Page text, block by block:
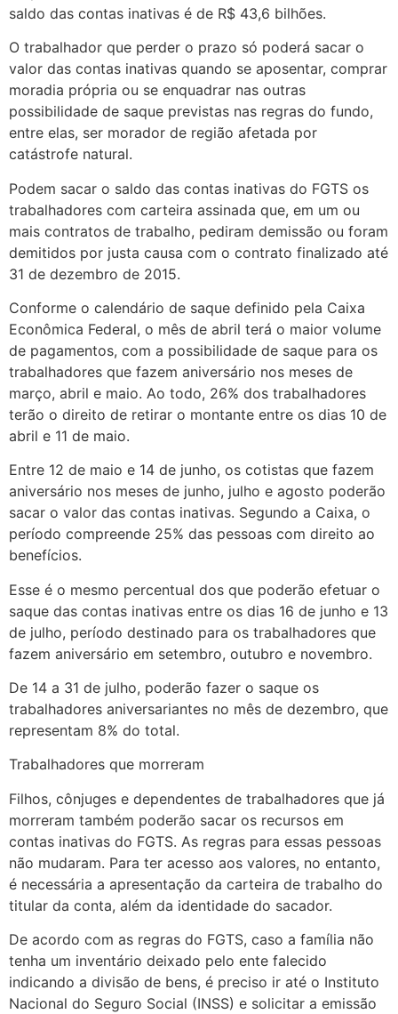
saldo das contas inativas é de R$ 43,6 bilhões.
O trabalhador que perder o prazo só poderá sacar o
valor das contas inativas quando se aposentar, comprar
moradia própria ou se enquadrar nas outras
possibilidade de saque previstas nas regras do fundo,
entre elas, ser morador de região afetada por
catástrofe natural.
Podem sacar o saldo das contas inativas do FGTS os
trabalhadores com carteira assinada que, em um ou
mais contratos de trabalho, pediram demissão ou foram
demitidos por justa causa com o contrato finalizado até
31 de dezembro de 2015.
Conforme o calendário de saque definido pela Caixa
Econômica Federal, o mês de abril terá o maior volume
de pagamentos, com a possibilidade de saque para os
trabalhadores que fazem aniversário nos meses de
março, abril e maio. Ao todo, 26% dos trabalhadores
terão o direito de retirar o montante entre os dias 10 de
abril e 11 de maio.
Entre 12 de maio e 14 de junho, os cotistas que fazem
aniversário nos meses de junho, julho e agosto poderão
sacar o valor das contas inativas. Segundo a Caixa, o
período compreende 25% das pessoas com direito ao
benefícios.
Esse é o mesmo percentual dos que poderão efetuar o
saque das contas inativas entre os dias 16 de junho e 13
de julho, período destinado para os trabalhadores que
fazem aniversário em setembro, outubro e novembro.
De 14 a 31 de julho, poderão fazer o saque os
trabalhadores aniversariantes no mês de dezembro, que
representam 8% do total.
Trabalhadores que morreram
Filhos, cônjuges e dependentes de trabalhadores que já
morreram também poderão sacar os recursos em
contas inativas do FGTS. As regras para essas pessoas
não mudaram. Para ter acesso aos valores, no entanto,
é necessária a apresentação da carteira de trabalho do
titular da conta, além da identidade do sacador.
De acordo com as regras do FGTS, caso a família não
tenha um inventário deixado pelo ente falecido
indicando a divisão de bens, é preciso ir até o Instituto
Nacional do Seguro Social (INSS) e solicitar a emissão